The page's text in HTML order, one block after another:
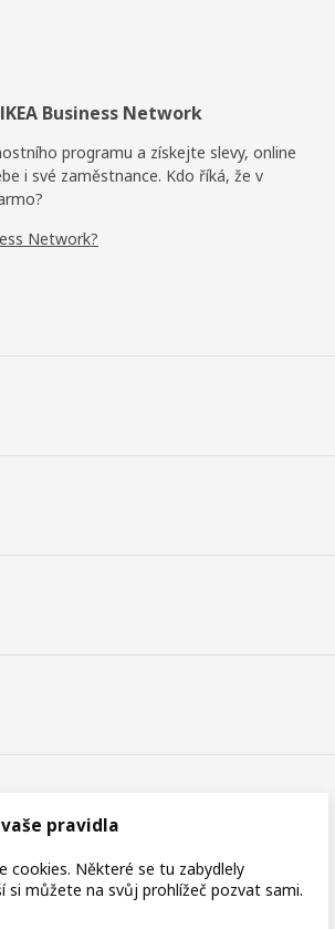
Business Network
programu a získejte slevy, online
i své zaměstnance. Kdo říká, že v
Network?
cookie
pravidla
cookies. Některé se tu zabydlely
si můžete na svůj prohlížeč pozvat sami.